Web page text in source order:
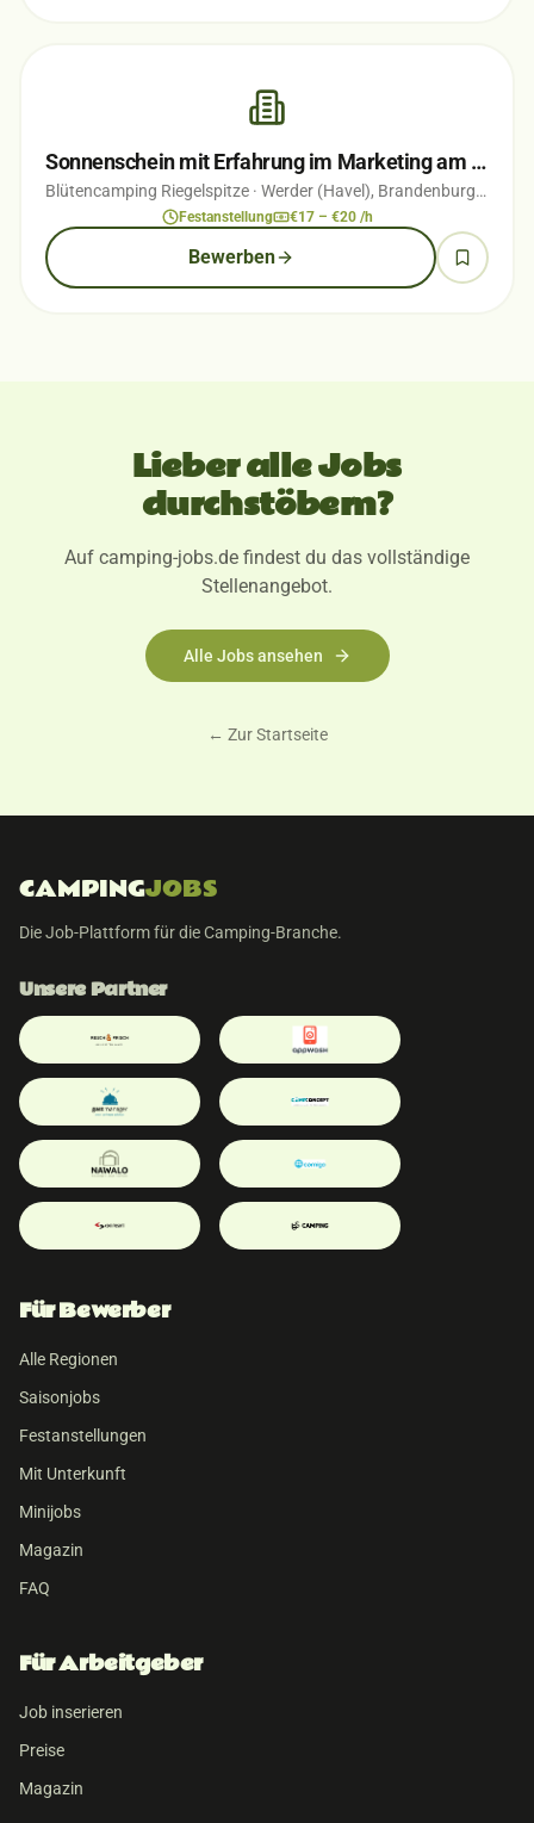
Sonnenschein mit Erfahrung im Marketing am Empfang gesucht
Blütencamping Riegelspitze · Werder (Havel), Brandenburg· vor 5
Festanstellung €17 – €20 /h
Bewerben
Lieber alle Jobs
durchstöbern?
Auf camping-jobs.de findest du das vollständige
Stellenangebot.
Alle Jobs ansehen
← Zur Startseite
CAMPINGJOBS
Die Job-Plattform für die Camping-Branche.
Unsere Partner
Für Bewerber
Alle Regionen
Saisonjobs
Festanstellungen
Mit Unterkunft
Minijobs
Magazin
FAQ
Für Arbeitgeber
Job inserieren
Preise
Magazin